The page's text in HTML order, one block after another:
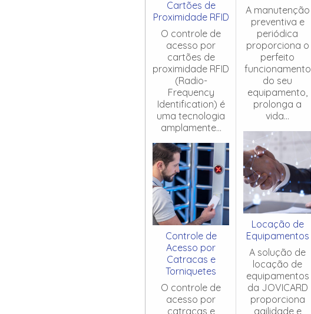
Cartões de
Proximidade RFID
O controle de
acesso por
cartões de
proximidade RFID
(Radio-
Frequency
Identification) é
uma tecnologia
amplamente...
Controle de
Acesso por
Catracas e
Torniquetes
O controle de
acesso por
catracas e
A manutenção
preventiva e
periódica
proporciona o
perfeito
funcionamento
do seu
equipamento,
prolonga a
vida...
Locação de
Equipamentos
A solução de
locação de
equipamentos
da JOVICARD
proporciona
agilidade e